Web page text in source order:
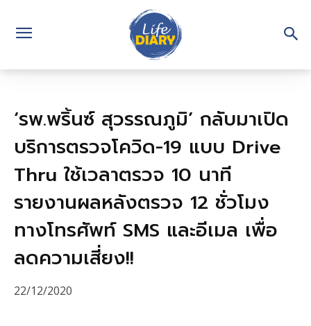
‘รพ.พริ้นซ์ สุวรรณภูมิ’ กลับมาเปิด
บริการตรวจโควิด-19 แบบ Drive
Thru ใช้เวลาตรวจ 10 นาที
รายงานผลหลังตรวจ 12 ชั่วโมง
ทางโทรศัพท์ SMS และอีเมล เพื่อ
ลดความเสี่ยง!!
22/12/2020